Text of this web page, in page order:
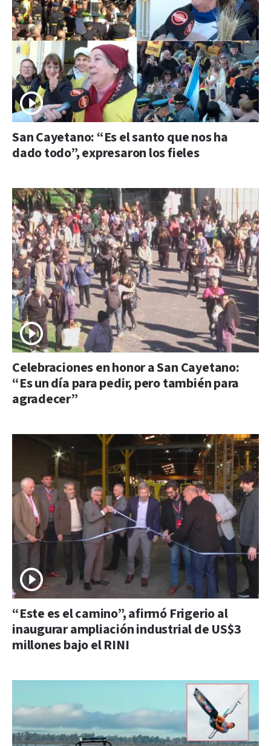
San Cayetano: “Es el santo que nos ha
dado todo”, expresaron los fieles
Celebraciones en honor a San Cayetano:
“Es un día para pedir, pero también para
agradecer”
“Este es el camino”, afirmó Frigerio al
inaugurar ampliación industrial de US$3
millones bajo el RINI